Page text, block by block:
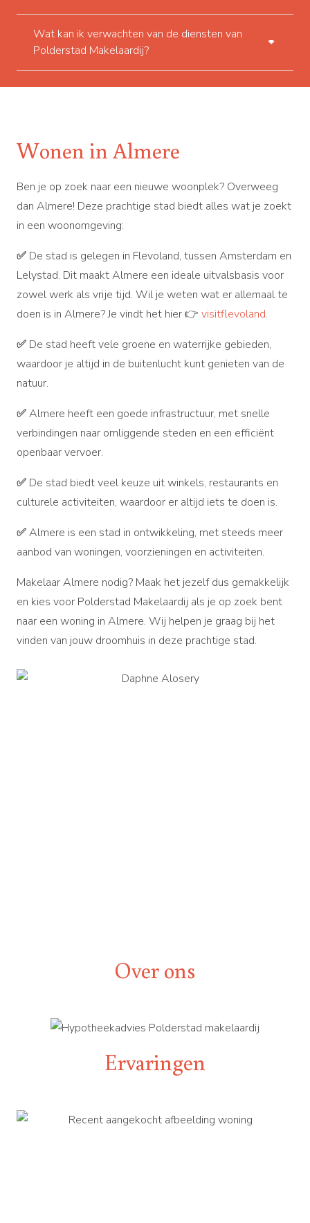
Wat kan ik verwachten van de diensten van
Polderstad Makelaardij?
Wonen in Almere
Ben je op zoek naar een nieuwe woonplek? Overweeg
dan Almere! Deze prachtige stad biedt alles wat je zoekt
in een woonomgeving:
✅ De stad is gelegen in Flevoland, tussen Amsterdam en
Lelystad. Dit maakt Almere een ideale uitvalsbasis voor
zowel werk als vrije tijd. Wil je weten wat er allemaal te
doen is in Almere? Je vindt het hier 👉 visitflevoland.
✅ De stad heeft vele groene en waterrijke gebieden,
waardoor je altijd in de buitenlucht kunt genieten van de
natuur.
✅Almere heeft een goede infrastructuur, met snelle
verbindingen naar omliggende steden en een efficiënt
openbaar vervoer.
✅ De stad biedt veel keuze uit winkels, restaurants en
culturele activiteiten, waardoor er altijd iets te doen is.
✅Almere is een stad in ontwikkeling, met steeds meer
aanbod van woningen, voorzieningen en activiteiten.
Makelaar Almere nodig? Maak het jezelf dus gemakkelijk
en kies voor Polderstad Makelaardij als je op zoek bent
naar een woning in Almere. Wij helpen je graag bij het
vinden van jouw droomhuis in deze prachtige stad.
Over ons
Ervaringen